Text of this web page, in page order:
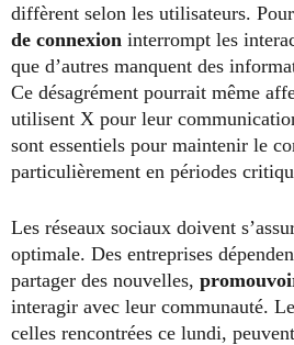
diffèrent selon les utilisateurs.
de connexion interrompt les
que d’autres manquent des
Ce désagrément pourrait même
utilisent X pour leur
sont essentiels pour maintenir le
particulièrement en périodes
Les réseaux sociaux doivent
optimale. Des entreprises
partager des nouvelles,
interagir avec leur communauté.
celles rencontrées ce lundi,